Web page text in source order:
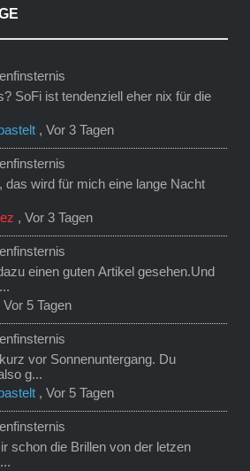
SoFi ist tendenziell eher nix für die
,Vor 3 Tagen
das wird für mich eine lange Nacht
,Vor 3 Tagen
einen guten Artikel gesehen.Und
Vor 5 Tagen
vor Sonnenuntergang. Du
g...
,Vor 5 Tagen
schon die Brillen von der letzen